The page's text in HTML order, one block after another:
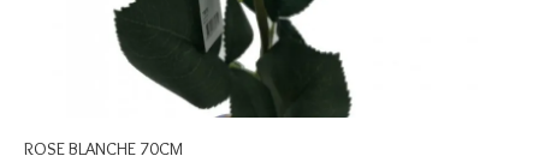
ROSE BLANCHE 70CM